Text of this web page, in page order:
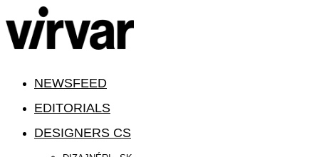
NEWSFEED
EDITORIALS
DESIGNERS CS